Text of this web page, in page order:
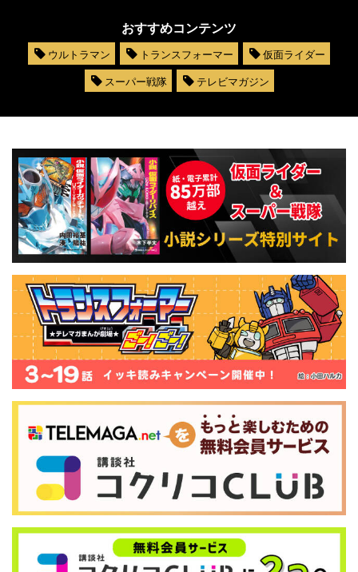
おすすめコンテンツ
ウルトラマン トランスフォーマー
仮面ライダー
スーパー戦隊
テレビマガジン